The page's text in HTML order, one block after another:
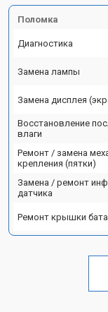
Поломка
Диагностика
Замена лампы
Замена дисплея
Восстановление
влаги
Ремонт / замена
крепления (пятки)
Замена / ремонт
датчика
Ремонт крышки